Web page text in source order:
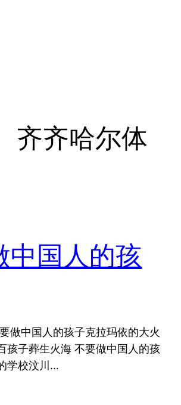
齐齐哈尔体
中国人的孩
做中国人的孩子克拉玛依的大火
孩子葬生火海 不要做中国人的孩
学校汶川…